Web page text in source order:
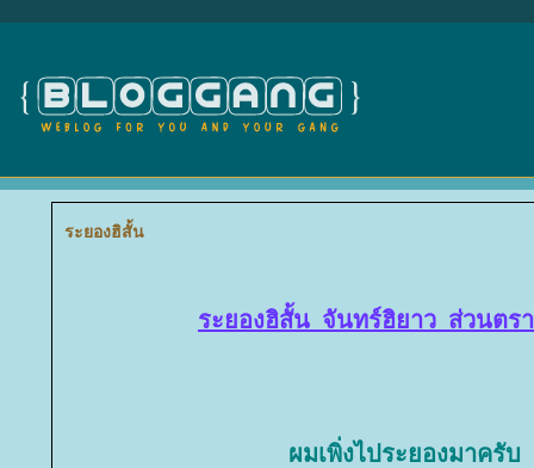
ระยองฮิสั้น
ระยองฮิสั้น จันทร์ฮิยาว ส่วนตร
ผมเพิ่งไประยองมาครับ